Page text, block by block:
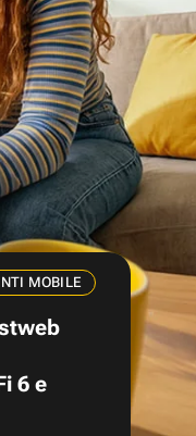
MOBILE
6 e